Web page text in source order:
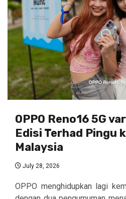
OPPO Reno16 5G
Edisi Terhad Pingu
Malaysia
July 28, 2026
OPPO menghidupkan lagi